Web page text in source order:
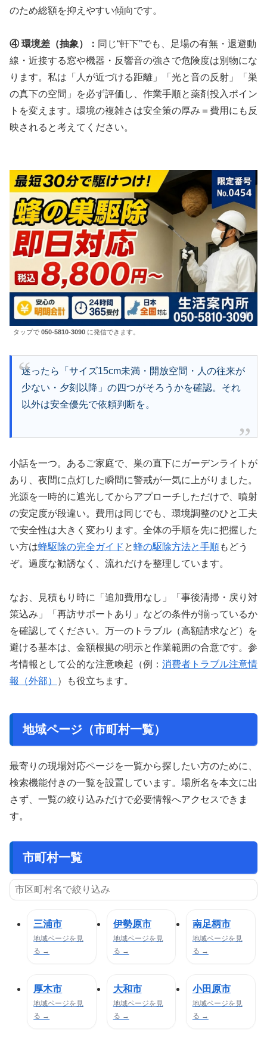
のため総額を抑えやすい傾向です。
④ 環境差（抽象）： 同じ“軒下”でも、足場の有無・退避動
線・近接する窓や機器・反響音の強さで危険度は別物にな
ります。私は「人が近づける距離」「光と音の反射」「巣
の真下の空間」を必ず評価し、作業手順と薬剤投入ポイン
トを変えます。環境の複雑さは安全策の厚み＝費用にも反
映されると考えてください。
タップで 050-5810-3090 に発信できます。
迷ったら「サイズ15cm未満・開放空間・人の往来が
少ない・夕刻以降」の四つがそろうかを確認。それ
以外は安全優先で依頼判断を。
小話を一つ。あるご家庭で、巣の直下にガーデンライトが
あり、夜間に点灯した瞬間に警戒が一気に上がりました。
光源を一時的に遮光してからアプローチしただけで、噴射
の安定度が段違い。費用は同じでも、環境調整のひと工夫
で安全性は大きく変わります。全体の手順を先に把握した
い方は蜂駆除の完全ガイド と蜂の駆除方法と手順もどう
ぞ。過度な勧誘なく、流れだけを整理しています。
なお、見積もり時に「追加費用なし」「事後清掃・戻り対
策込み」「再訪サポートあり」などの条件が揃っているか
を確認してください。万一のトラブル（高額請求など）を
避ける基本は、金額根拠の明示と作業範囲の合意です。参
考情報として公的な注意喚起（例： 消費者トラブル注意情
報（外部）
）も役立ちます。
地域ページ（市町村一覧）
最寄りの現場対応ページを一覧から探したい方のために、
検索機能付きの一覧を設置しています。場所名を本文に出
さず、一覧の絞り込みだけで必要情報へアクセスできま
す。
市町村一覧
三浦市
地域ページを見
る →
伊勢原市
地域ページを見
る →
南足柄市
地域ページを見
る →
厚木市
地域ページを見
る →
大和市
地域ページを見
る →
小田原市
地域ページを見
る →